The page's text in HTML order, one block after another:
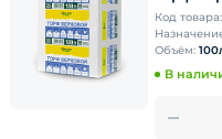
Код товара:
Объём:
В